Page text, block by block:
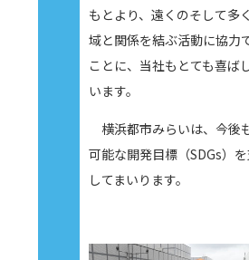
もとより、遠くのそして多
域と関係を結ぶ活動に協力
ことに、当社もとても喜ば
います。
横浜都市みらいは、今後
可能な開発目標（SDGs）
してまいります。